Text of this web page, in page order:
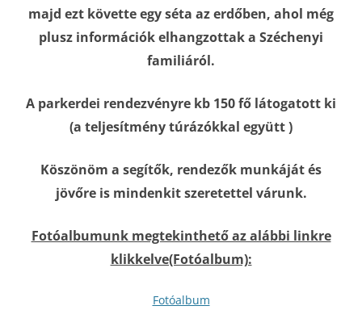
majd ezt követte egy séta az erdőben, ahol még
plusz információk elhangzottak a Széchenyi
familiáról.
A parkerdei rendezvényre kb 150 fő látogatott ki
(a teljesítmény túrázókkal együtt )
Köszönöm a segítők, rendezők munkáját és
jövőre is mindenkit szeretettel várunk.
Fotóalbumunk megtekinthető az alábbi linkre
klikkelve(Fotóalbum):
Fotóalbum